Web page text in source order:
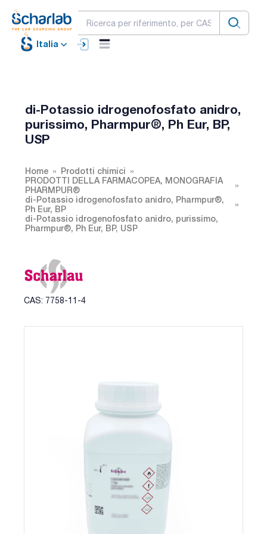
Italia
di-Potassio idrogenofosfato anidro,
purissimo, Pharmpur®, Ph Eur, BP,
USP
Home
Prodotti chimici
PRODOTTI DELLA FARMACOPEA, MONOGRAFIA
PHARMPUR®
di-Potassio idrogenofosfato anidro, Pharmpur®,
Ph Eur, BP
di-Potassio idrogenofosfato anidro, purissimo,
Pharmpur®, Ph Eur, BP, USP
CAS: 7758-11-4